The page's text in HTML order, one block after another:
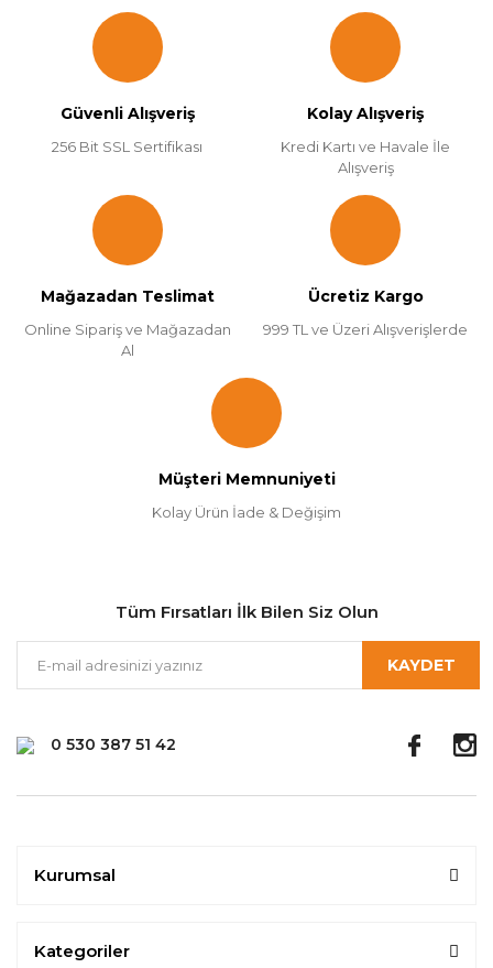
Güvenli Alışveriş
256 Bit SSL Sertifikası
Kolay Alışveriş
Kredi Kartı ve Havale İle
Alışveriş
Mağazadan Teslimat
Online Sipariş ve Mağazadan
Al
Ücretiz Kargo
999 TL ve Üzeri Alışverişlerde
Müşteri Memnuniyeti
Kolay Ürün İade & Değişim
0 530 387 51 42
Tüm Fırsatları İlk Bilen Siz Olun
KAYDET
Kurumsal
Kategoriler